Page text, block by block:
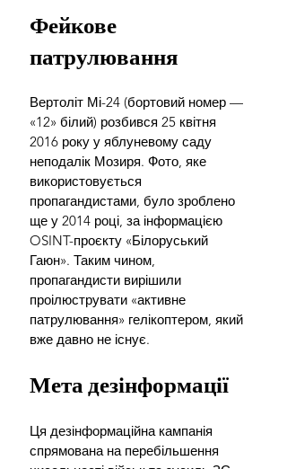
Фейкове
патрулювання
Вертоліт Мі-24 (бортовий номер —
«12» білий) розбився 25 квітня
2016 року у яблуневому саду
неподалік Мозиря. Фото, яке
використовується
пропагандистами, було зроблено
ще у 2014 році, за інформацією
OSINT-проєкту «Білоруський
Гаюн». Таким чином,
пропагандисти вирішили
проілюструвати «активне
патрулювання» гелікоптером, який
вже давно не існує.
Мета дезінформації
Ця дезінформаційна кампанія
спрямована на перебільшення